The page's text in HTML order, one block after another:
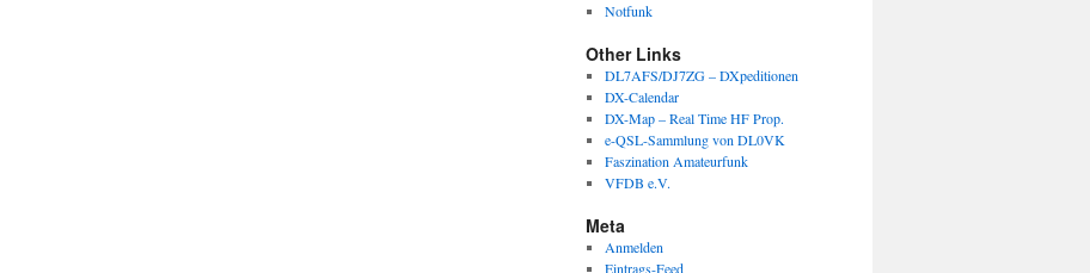
Notfunk
Other Links
DL7AFS/DJ7ZG – DXpeditionen
DX-Calendar
DX-Map – Real Time HF Prop.
e-QSL-Sammlung von DL0VK
Faszination Amateurfunk
VFDB e.V.
Meta
Anmelden
Eintrags-Feed